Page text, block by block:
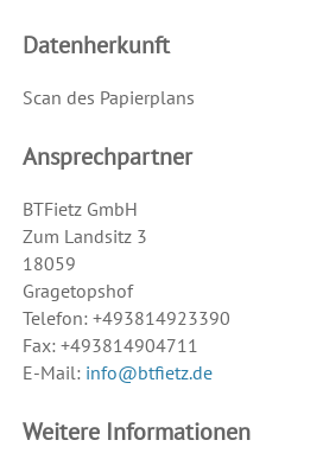
Datenherkunft
Scan des Papierplans
Ansprechpartner
BTFietz GmbH
Zum Landsitz 3
18059
Gragetopshof
Telefon: +493814923390
Fax: +493814904711
E-Mail: info@btfietz.de
Weitere Informationen